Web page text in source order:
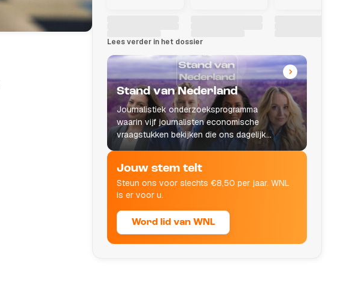
Lees verder in het dossier
Stand van Nederland
Journalistiek onderzoeksprogramma
waarin vijf journalisten economische
vraagstukken bekijken die ons dagelijks
leven raken.
Jouw stem telt
Steun ons voor slechts €8,50 per jaar. WNL
is er voor u.
Word lid van WNL